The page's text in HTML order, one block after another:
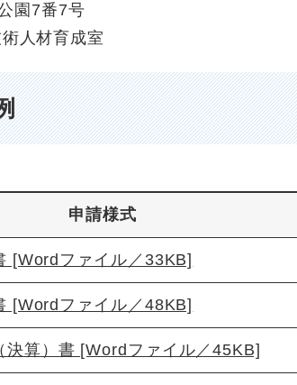
園7番7号
人材育成室
申請様式
[Wordファイル／33KB]
[Wordファイル／48KB]
決算）書 [Wordファイル／45KB]